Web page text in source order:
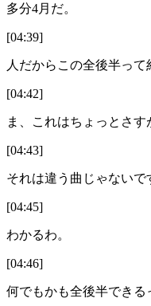
多分4月だ。
[04:39]
人だからこの全後半って
[04:42]
ま、これはちょっとさす
[04:43]
それは違う曲じゃないで
[04:45]
わかるわ。
[04:46]
何でもかも全後半できる